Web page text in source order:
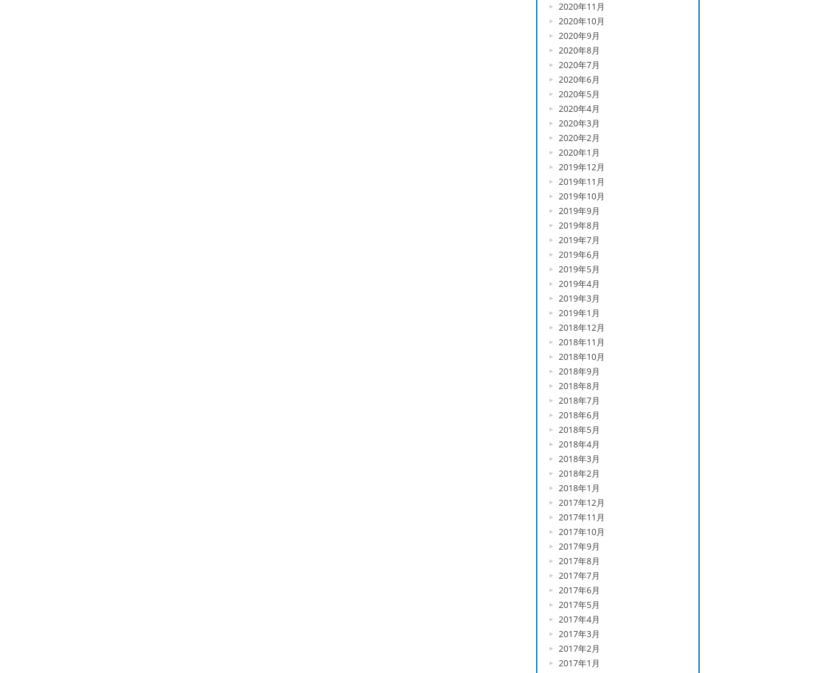
2020年11月
2020年10月
2020年9月
2020年8月
2020年7月
2020年6月
2020年5月
2020年4月
2020年3月
2020年2月
2020年1月
2019年12月
2019年11月
2019年10月
2019年9月
2019年8月
2019年7月
2019年6月
2019年5月
2019年4月
2019年3月
2019年1月
2018年12月
2018年11月
2018年10月
2018年9月
2018年8月
2018年7月
2018年6月
2018年5月
2018年4月
2018年3月
2018年2月
2018年1月
2017年12月
2017年11月
2017年10月
2017年9月
2017年8月
2017年7月
2017年6月
2017年5月
2017年4月
2017年3月
2017年2月
2017年1月